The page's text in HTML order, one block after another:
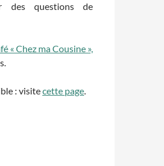
des questions de
« Chez ma Cousine »,
: visitecette page.